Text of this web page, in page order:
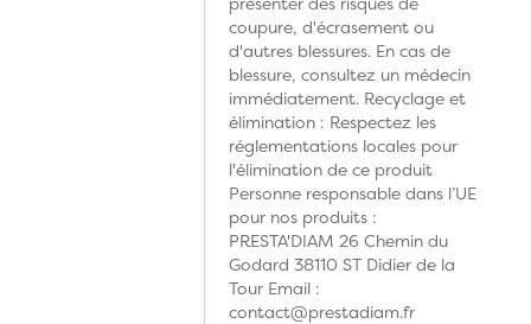
coupure, d'écrasement ou
d'autres blessures. En cas de
blessure, consultez un médecin
immédiatement. Recyclage et
élimination : Respectez les
réglementations locales pour
l'élimination de ce produit
Personne responsable dans l’UE
pour nos produits :
PRESTA'DIAM 26 Chemin du
Godard 38110 ST Didier de la
Tour Email :
contact@prestadiam.fr